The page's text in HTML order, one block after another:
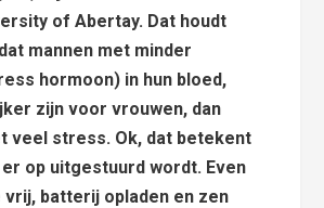
of Abertay. Dat houdt
mannen met minder
hormoon) in hun bloed,
zijn voor vrouwen, dan
veel stress. Ok, dat betekent
op uitgestuurd wordt. Even
vrij, batterij opladen en zen